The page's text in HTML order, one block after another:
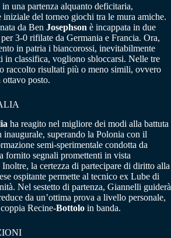
una partenza alquanto deficitaria,
iniziale del torneo giochi tra le mura amiche.
da Ben Josephson è incappata in due
3-0 rifilate da Germania e Francia. Ora,
in patria i biancorossi, inevitabilmente
in classifica, vogliono sbloccarsi. Nelle tre
raccolto risultati più o meno simili, ovvero
posto.
ha reagito nel migliore dei modi alla battuta
inaugurale, superando la Polonia con il
semi-sperimentale condotta da
fornito segnali promettenti in vista
la certezza di partecipare di diritto alla
ospitante permette al tecnico ex Lube di
Nel sestetto di partenza, Giannelli guiderà
da un’ottima prova a livello personale,
Recine-Bottolo in banda.